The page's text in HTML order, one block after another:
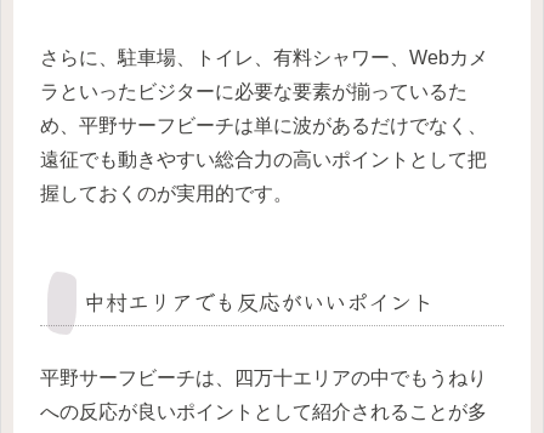
さらに、駐車場、トイレ、有料シャワー、Webカメ
ラといったビジターに必要な要素が揃っているた
め、平野サーフビーチは単に波があるだけでなく、
遠征でも動きやすい総合力の高いポイントとして把
握しておくのが実用的です。
中村エリアでも反応がいいポイント
平野サーフビーチは、四万十エリアの中でもうねり
への反応が良いポイントとして紹介されることが多